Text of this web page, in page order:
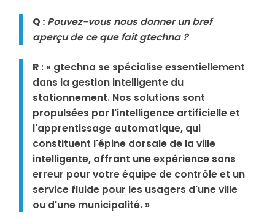
Q : Pouvez-vous nous donner un bref
aperçu de ce que fait gtechna ?
R : « gtechna se spécialise essentiellement
dans la gestion intelligente du
stationnement. Nos solutions sont
propulsées par l'intelligence artificielle et
l'apprentissage automatique, qui
constituent l'épine dorsale de la ville
intelligente, offrant une expérience sans
erreur pour votre équipe de contrôle et un
service fluide pour les usagers d'une ville
ou d'une municipalité. »